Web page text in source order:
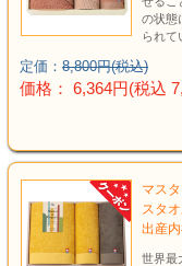
の状態
られて
定価： 8,800円(税込)
価格： 6,364円(税込
マス
スタ
出産内
世界最